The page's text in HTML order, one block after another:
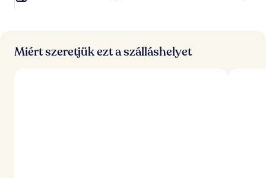
Miért szeretjük ezt a szálláshelyet